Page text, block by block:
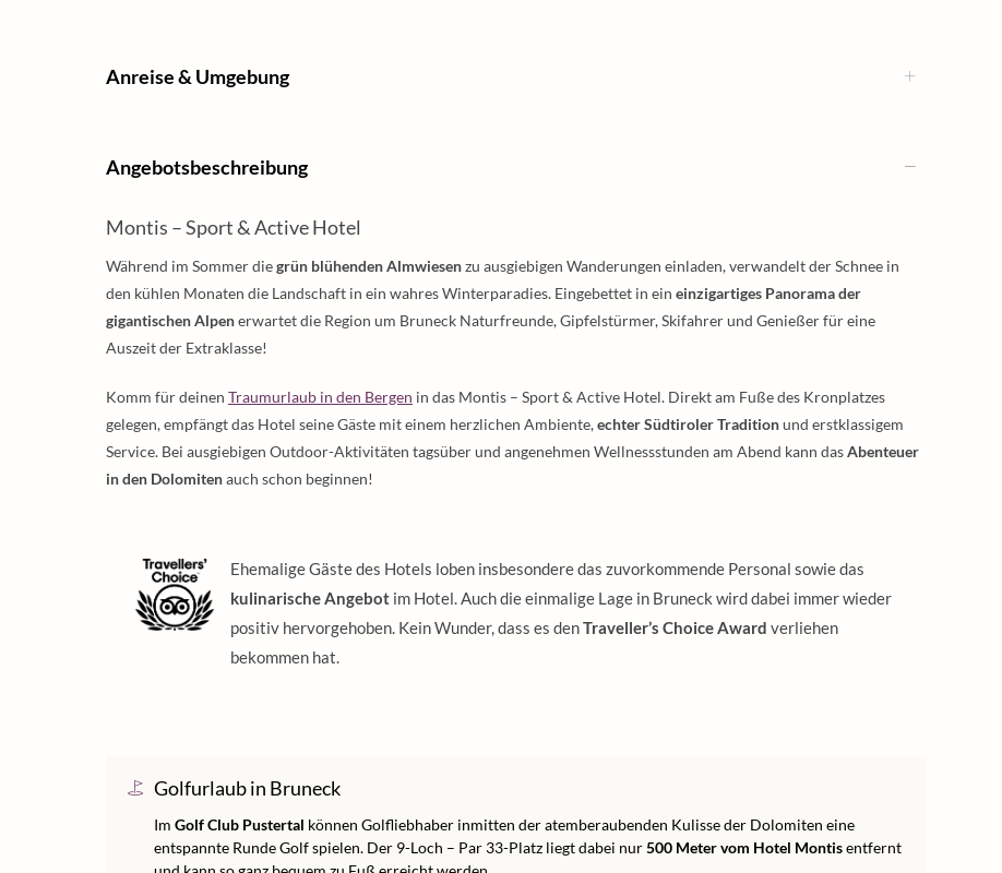
Anreise & Umgebung
Angebotsbeschreibung
Montis – Sport & Active Hotel
Während im Sommer diegrün blühenden Almwiesenzu ausgiebigen Wanderungen einladen, verwandelt der Schnee in
den kühlen Monaten die Landschaft in ein wahres Winterparadies. Eingebettet in ein einzigartiges Panorama der
gigantischen Alpenerwartet die Region um Bruneck Naturfreunde, Gipfelstürmer, Skifahrer und Genießer für eine
Auszeit der Extraklasse!
Komm für deinen Traumurlaub in den Bergen in das Montis – Sport & Active Hotel. Direkt am Fuße des Kronplatzes
gelegen, empfängt das Hotel seine Gäste mit einem herzlichen Ambiente,echter Südtiroler Traditionund erstklassigem
Service. Bei ausgiebigen Outdoor-Aktivitäten tagsüber und angenehmen Wellnessstunden am Abend kann dasAbenteuer
in den Dolomitenauch schon beginnen!
Ehemalige Gäste des Hotels loben insbesondere das zuvorkommende Personal sowie das
kulinarische Angebot im Hotel. Auch die einmalige Lage in Bruneck wird dabei immer wieder
positiv hervorgehoben. Kein Wunder, dass es denTraveller’s Choice Award verliehen
bekommen hat.
Golfurlaub in Bruneck
Im Golf Club Pustertal können Golfliebhaber inmitten der atemberaubenden Kulisse der Dolomiten eine
entspannte Runde Golf spielen. Der 9-Loch – Par 33-Platz liegt dabei nur500 Meter vom Hotel Montisentfernt